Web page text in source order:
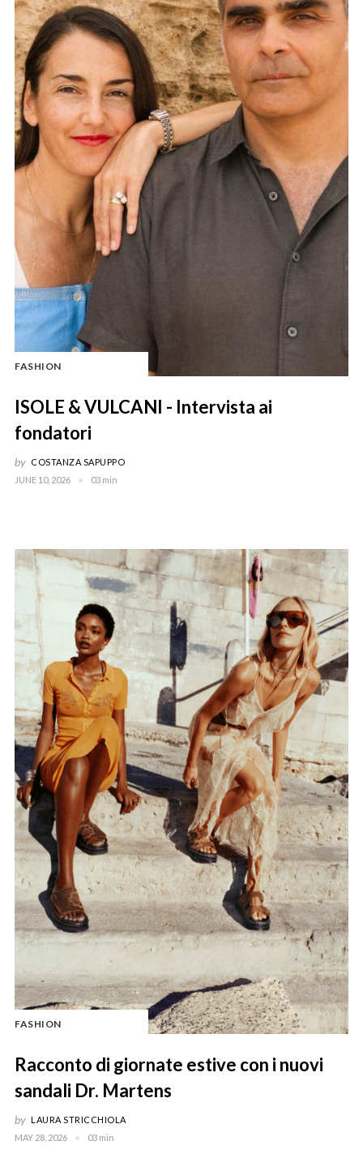
FASHION
ISOLE & VULCANI - Intervista ai
fondatori
by COSTANZA SAPUPPO
JUNE 10, 2026
03 min
FASHION
Racconto di giornate estive con i nuovi
sandali Dr. Martens
by LAURA STRICCHIOLA
MAY 28, 2026
03 min